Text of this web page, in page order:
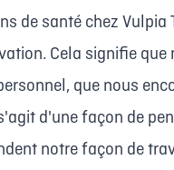
de santé chez Vulpia
Cela signifie
que nous
d'une façon de
notre façon de